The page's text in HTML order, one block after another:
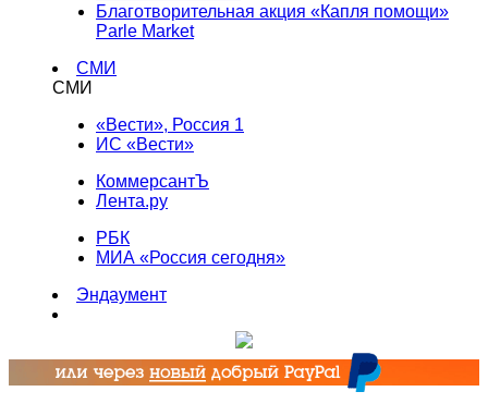
Благотворительная акция «Капля помощи»
Parle Market
СМИ
СМИ
«Вести», Россия 1
ИС «Вести»
КоммерсантЪ
Лента.ру
РБК
МИА «Россия сегодня»
Эндаумент